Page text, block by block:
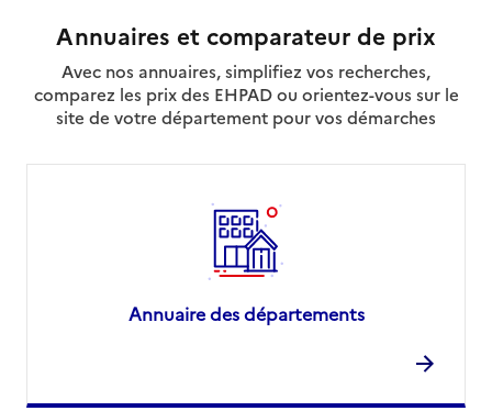
Annuaires et comparateur de prix
Avec nos annuaires, simplifiez vos recherches,
comparez les prix des EHPAD ou orientez-vous sur le
site de votre département pour vos démarches
Annuaire des départements